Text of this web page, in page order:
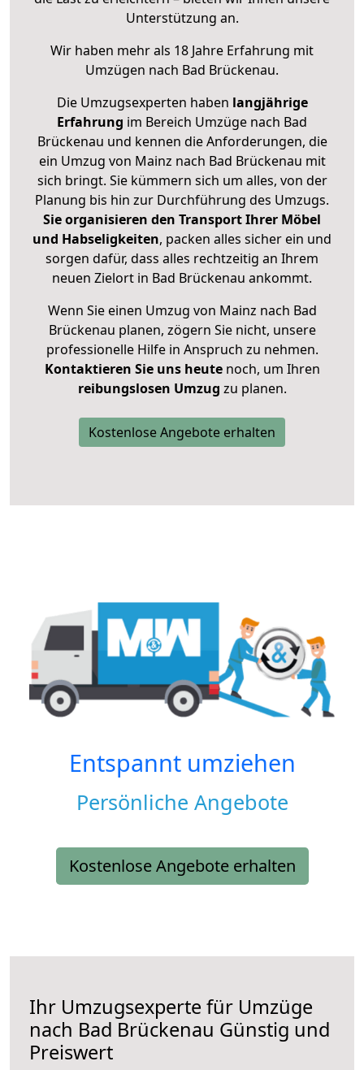
Unterstützung an.
Wir haben mehr als 18 Jahre Erfahrung mit
Umzügen nach Bad Brückenau.
Die Umzugsexperten haben langjährige
Erfahrung im Bereich Umzüge nach Bad
Brückenau und kennen die Anforderungen, die
ein Umzug von Mainz nach Bad Brückenau mit
sich bringt. Sie kümmern sich um alles, von der
Planung bis hin zur Durchführung des Umzugs.
Sie organisieren den Transport Ihrer Möbel
und Habseligkeiten, packen alles sicher ein und
sorgen dafür, dass alles rechtzeitig an Ihrem
neuen Zielort in Bad Brückenau ankommt.
Wenn Sie einen Umzug von Mainz nach Bad
Brückenau planen, zögern Sie nicht, unsere
professionelle Hilfe in Anspruch zu nehmen.
Kontaktieren Sie uns heutenoch, um Ihren
reibungslosen Umzug zu planen.
Kostenlose Angebote erhalten
Entspannt umziehen
Persönliche Angebote
Kostenlose Angebote erhalten
Ihr Umzugsexperte für Umzüge
nach Bad Brückenau Günstig und
Preiswert